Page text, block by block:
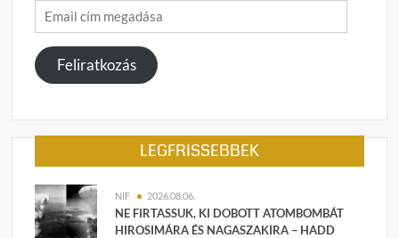
Email
cím
megadása
Feliratkozás
LEGFRISSEBBEK
NIF 2026.08.06.
NE FIRTASSUK, KI DOBOTT ATOMBOMBÁT
HIROSIMÁRA ÉS NAGASZAKIRA – HADD